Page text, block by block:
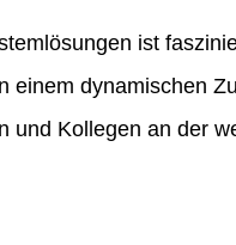
ist
dynamischen
und Kollegen an der